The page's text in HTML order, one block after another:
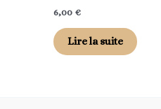
6,00 €
Lire la suite